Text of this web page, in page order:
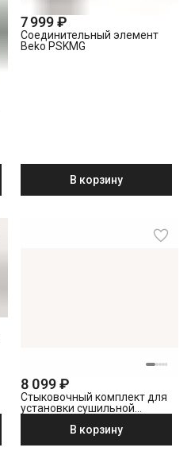
7 999 ₽
Соединительный элемент
Beko PSKMG
В корзину
8 099 ₽
Стыковочный комплект для
установки сушильной
В корзину